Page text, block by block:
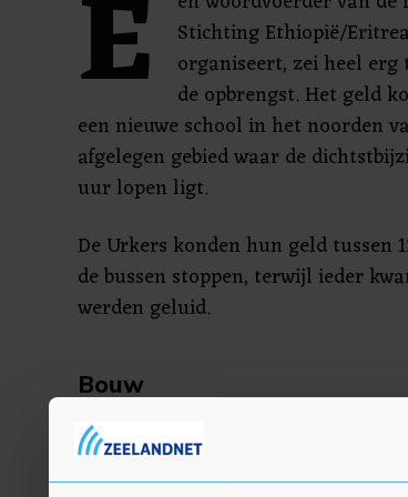
E
Stichting Ethiopië/
organiseert, zei heel
de opbrengst. Het geld
een nieuwe school in het noorden
afgelegen gebied waar de
uur lopen ligt.
De Urkers konden hun geld tussen
de bussen stoppen, terwijl ieder
werden geluid.
Bouw
Vorig jaar werd nog 103.000 euro
woordvoerder ligt het bedrag nu